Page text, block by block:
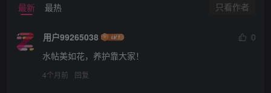
最新 最热 只看作者
用户99265038
0
水帖美如花，养护靠大家！
4个月前 回复